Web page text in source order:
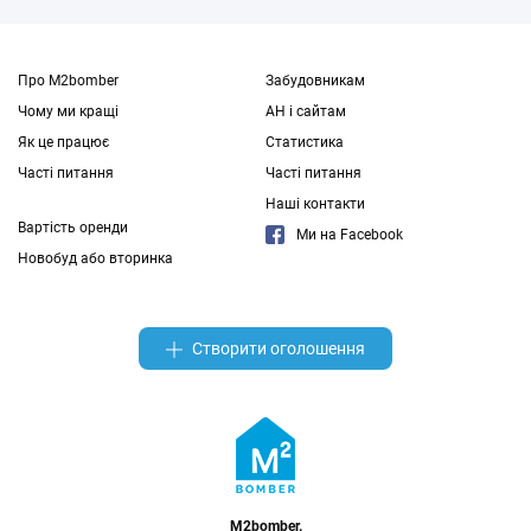
Про M2bomber
Чому ми кращі
Як це працює
Часті питання
Вартість оренди
Новобуд або вторинка
Забудовникам
АН і сайтам
Статистика
Часті питання
Наші контакти
Ми на Facebook
Створити оголошення
M2bomber.